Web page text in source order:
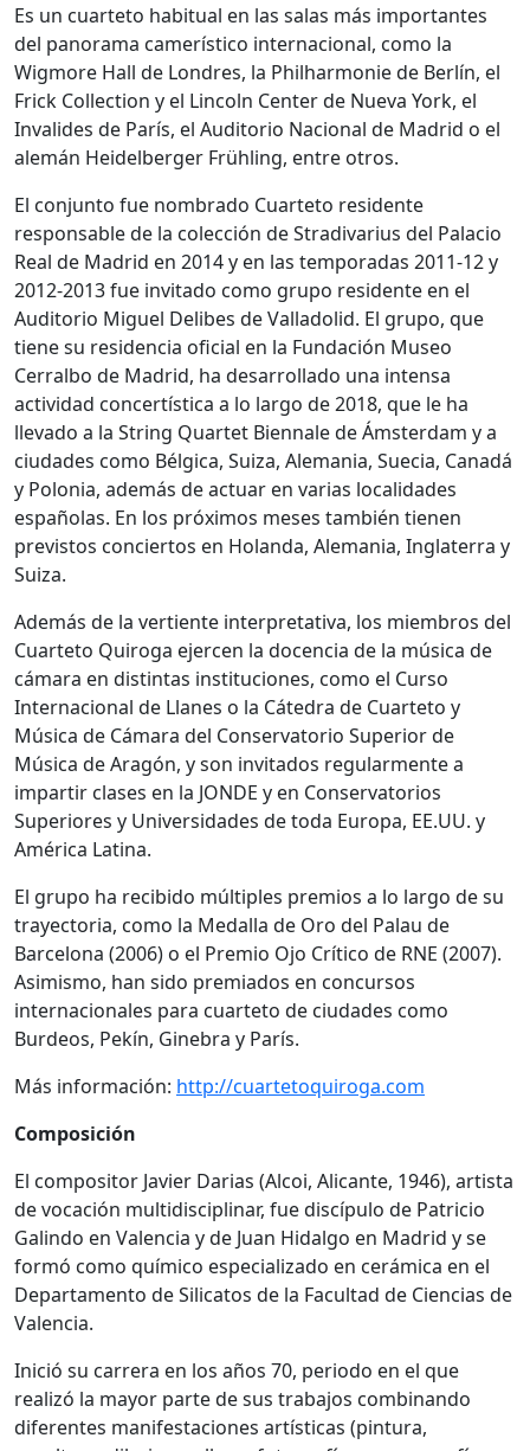
Es un cuarteto habitual en las salas más importantes
del panorama camerístico internacional, como la
Wigmore Hall de Londres, la Philharmonie de Berlín, el
Frick Collection y el Lincoln Center de Nueva York, el
Invalides de París, el Auditorio Nacional de Madrid o el
alemán Heidelberger Frühling, entre otros.
El conjunto fue nombrado Cuarteto residente
responsable de la colección de Stradivarius del Palacio
Real de Madrid en 2014 y en las temporadas 2011-12 y
2012-2013 fue invitado como grupo residente en el
Auditorio Miguel Delibes de Valladolid. El grupo, que
tiene su residencia oficial en la Fundación Museo
Cerralbo de Madrid, ha desarrollado una intensa
actividad concertística a lo largo de 2018, que le ha
llevado a la String Quartet Biennale de Ámsterdam y a
ciudades como Bélgica, Suiza, Alemania, Suecia, Canadá
y Polonia, además de actuar en varias localidades
españolas. En los próximos meses también tienen
previstos conciertos en Holanda, Alemania, Inglaterra y
Suiza.
Además de la vertiente interpretativa, los miembros del
Cuarteto Quiroga ejercen la docencia de la música de
cámara en distintas instituciones, como el Curso
Internacional de Llanes o la Cátedra de Cuarteto y
Música de Cámara del Conservatorio Superior de
Música de Aragón, y son invitados regularmente a
impartir clases en la JONDE y en Conservatorios
Superiores y Universidades de toda Europa, EE.UU. y
América Latina.
El grupo ha recibido múltiples premios a lo largo de su
trayectoria, como la Medalla de Oro del Palau de
Barcelona (2006) o el Premio Ojo Crítico de RNE (2007).
Asimismo, han sido premiados en concursos
internacionales para cuarteto de ciudades como
Burdeos, Pekín, Ginebra y París.
Más información: http://cuartetoquiroga.com
Composición
El compositor Javier Darias (Alcoi, Alicante, 1946), artista
de vocación multidisciplinar, fue discípulo de Patricio
Galindo en Valencia y de Juan Hidalgo en Madrid y se
formó como químico especializado en cerámica en el
Departamento de Silicatos de la Facultad de Ciencias de
Valencia.
Inició su carrera en los años 70, periodo en el que
realizó la mayor parte de sus trabajos combinando
diferentes manifestaciones artísticas (pintura,